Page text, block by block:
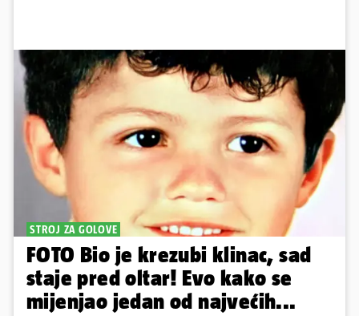
STROJ ZA GOLOVE
FOTO Bio je krezubi klinac, sad
staje pred oltar! Evo kako se
mijenjao jedan od najvećih...